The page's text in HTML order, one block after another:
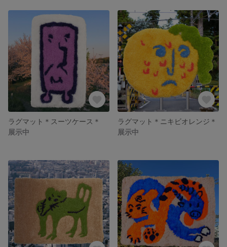
ラグマット＊スーツケース＊
展示中
ラグマット＊ニキビオレンジ＊
展示中